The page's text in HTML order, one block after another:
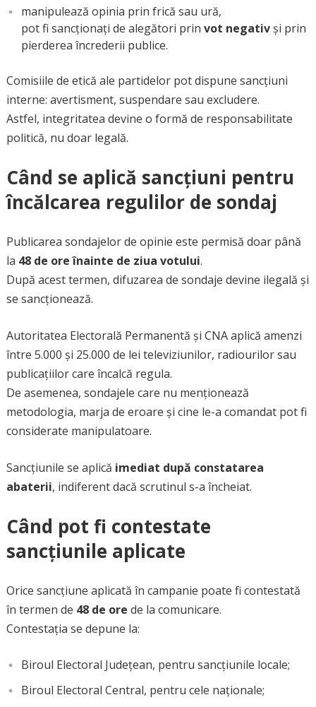
manipulează opinia prin frică sau ură,
pot fi sancționați de alegători prin vot negativși prin
pierderea încrederii publice.
Comisiile de etică ale partidelor pot dispune sancțiuni
interne: avertisment, suspendare sau excludere.
Astfel, integritatea devine o formă de responsabilitate
politică, nu doar legală.
Când se aplică sancțiuni pentru
încălcarea regulilor de sondaj
Publicarea sondajelor de opinie este permisă doar până
la 48 de ore înainte de ziua votului.
După acest termen, difuzarea de sondaje devine ilegală și
se sancționează.
Autoritatea Electorală Permanentă și CNA aplică amenzi
între 5.000 și 25.000 de lei televiziunilor, radiourilor sau
publicațiilor care încalcă regula.
De asemenea, sondajele care nu menționează
metodologia, marja de eroare și cine le-a comandat pot fi
considerate manipulatoare.
Sancțiunile se aplică imediat după constatarea
abaterii, indiferent dacă scrutinul s-a încheiat.
Când pot fi contestate
sancțiunile aplicate
Orice sancțiune aplicată în campanie poate fi contestată
în termen de 48 de ore de la comunicare.
Contestația se depune la:
Biroul Electoral Județean, pentru sancțiunile locale;
Biroul Electoral Central, pentru cele naționale;